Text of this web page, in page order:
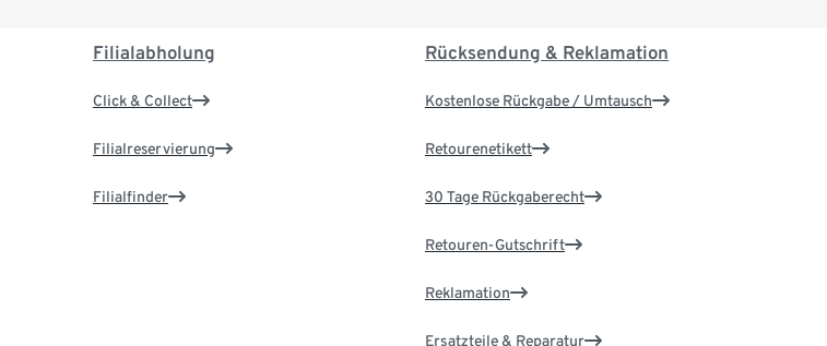
Filialabholung
Click & Collect
Filialreservierung
Filialfinder
Rücksendung & Reklamation
Kostenlose Rückgabe / Umtausch
Retourenetikett
30 Tage Rückgaberecht
Retouren-Gutschrift
Reklamation
Ersatzteile & Reparatur